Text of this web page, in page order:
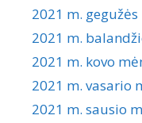
2021 m. gegužės
2021 m.
2021 m. kovo
2021 m. vasario
2021 m. sausio